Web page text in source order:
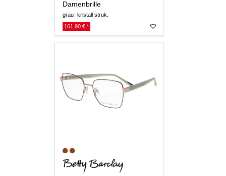
Damenbrille
grau- kristall struk.
161,90 € *